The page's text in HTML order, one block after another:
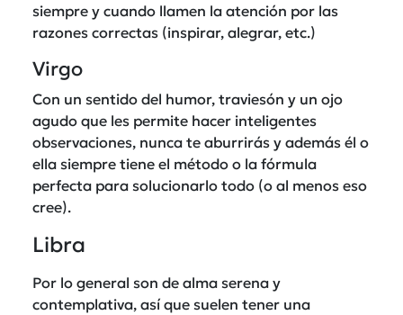
siempre y cuando llamen la atención por las
razones correctas (inspirar, alegrar, etc.)
Virgo
Con un sentido del humor, traviesón y un ojo
agudo que les permite hacer inteligentes
observaciones, nunca te aburrirás y además él o
ella siempre tiene el método o la fórmula
perfecta para solucionarlo todo (o al menos eso
cree).
Libra
Por lo general son de alma serena y
contemplativa, así que suelen tener una